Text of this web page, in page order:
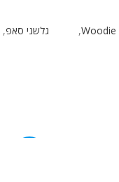
,
גלשני סאפ,